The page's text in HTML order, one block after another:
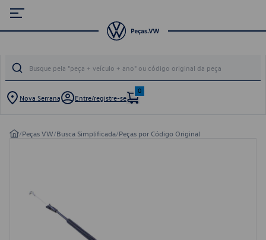
Nova Serrana Entre/registre-se
0
/Peças VW/Busca Simplificada/Peças por Código Original